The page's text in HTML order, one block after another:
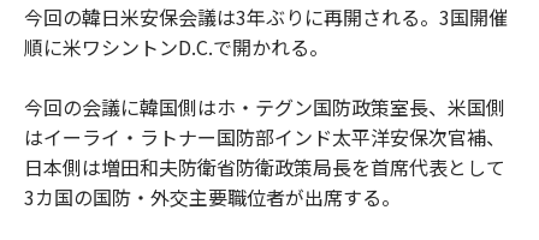
今回の韓日米安保会議は3年ぶりに再開される。3国開催
順に米ワシントンD.C.で開かれる。
今回の会議に韓国側はホ・テグン国防政策室長、米国側
はイーライ・ラトナー国防部インド太平洋安保次官補、
日本側は増田和夫防衛省防衛政策局長を首席代表として
3カ国の国防・外交主要職位者が出席する。